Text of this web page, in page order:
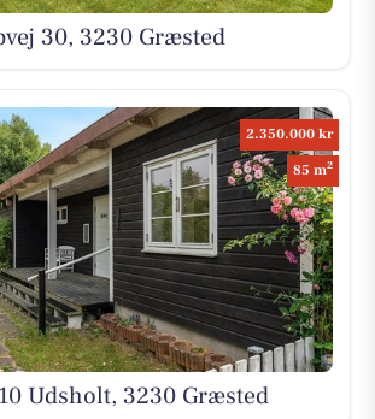
30, 3230 Græsted
2.350.000 kr
85 m2
Udsholt, 3230 Græsted